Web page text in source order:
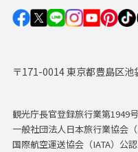
〒171-0014 東京都豊島区
観光庁長官登録旅行業第1949号
一般社団法人日本旅行業協会
国際航空運送協会（IATA）公